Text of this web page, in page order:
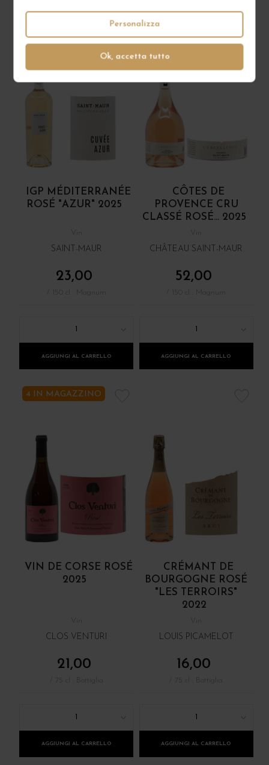
Ok, accetta tutto
Personalizza
IGP MÉDITERRANÉE
ROSÉ "AZUR" 2025
SAINT-MAUR
23,00
AGGIUNGI AL CARRELLO
CÔTES DE
PROVENCE CRU
CLASSÉ ROSÉ... 2025
CHÂTEAU SAINT-MAUR
52,00
AGGIUNGI AL CARRELLO
4 IN MAGAZZINO
VIN DE CORSE ROSÉ
2025
CLOS VENTURI
21,00
1
AGGIUNGI AL CARRELLO
CRÉMANT DE
BOURGOGNE ROSÉ
"LES TERROIRS"
2022
LOUIS PICAMELOT
16,00
1
AGGIUNGI AL CARRELLO